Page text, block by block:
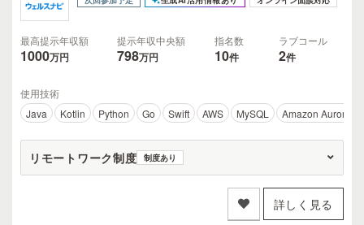
最高提示年収額
1000万円
提示年収中央額
798万円
指名数
10件
ラブコール
2件
使用技術
Java
Kotlin Python Go Swift AWS MySQL Amazon Aurora
リモートワーク制度 制度あり
詳しく見る